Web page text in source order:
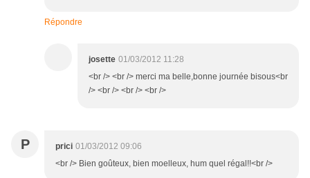
Répondre
josette 01/03/2012 11:28
<br /> <br /> merci ma belle,bonne journée bisous<br
/> <br /> <br /> <br />
P prici 01/03/2012 09:06
<br /> Bien goûteux, bien moelleux, hum quel régal!!<br />